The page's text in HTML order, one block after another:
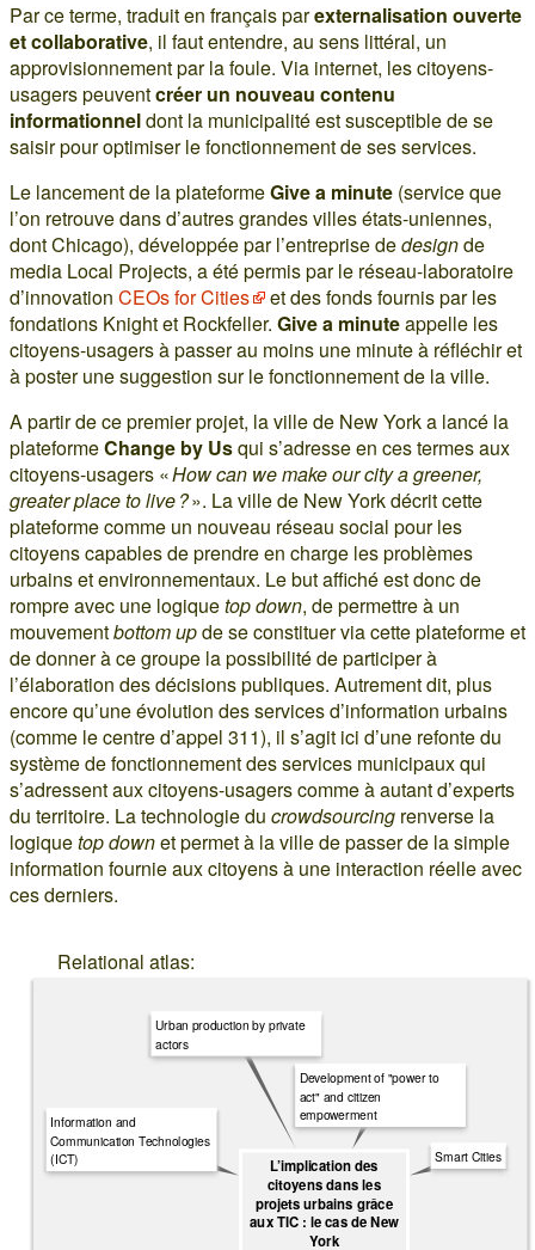
Par ce terme, traduit en français parexternalisation ouverte
et collaborative, il faut entendre, au sens littéral, un
approvisionnement par la foule. Via internet, les citoyens-
usagers peuventcréer un nouveau contenu
informationneldont la municipalité est susceptible de se
saisir pour optimiser le fonctionnement de ses services.
Le lancement de la plateformeGive a minute (service que
l’on retrouve dans d’autres grandes villes états-uniennes,
dont Chicago), développée par l’entreprise dedesignde
media Local Projects, a été permis par le réseau-laboratoire
d’innovation CEOs for Cities
et des fonds fournis par les
fondations Knight et Rockfeller. Give a minuteappelle les
citoyens-usagers à passer au moins une minute à réfléchir et
à poster une suggestion sur le fonctionnement de la ville.
A partir de ce premier projet, la ville de New York a lancé la
plateformeChange by Usqui s’adresse en ces termes aux
citoyens-usagers «How can we make our city a greener,
greater place to live ?». La ville de New York décrit cette
plateforme comme un nouveau réseau social pour les
citoyens capables de prendre en charge les problèmes
urbains et environnementaux. Le but affiché est donc de
rompre avec une logiquetop down, de permettre à un
mouvementbottom upde se constituer via cette plateforme et
de donner à ce groupe la possibilité de participer à
l’élaboration des décisions publiques. Autrement dit, plus
encore qu’une évolution des services d’information urbains
(comme le centre d’appel 311), il s’agit ici d’une refonte du
système de fonctionnement des services municipaux qui
s’adressent aux citoyens-usagers comme à autant d’experts
du territoire. La technologie du crowdsourcing renverse la
logiquetop downet permet à la ville de passer de la simple
information fournie aux citoyens à une interaction réelle avec
ces derniers.
Relational atlas:
L’implication des
citoyens dans les
projets urbains grâce
aux TIC : le cas de New
York
Smart Cities
Development of "power to
act" and citizen
empowerment
Urban production by private
actors
Information and
Communication Technologies
(ICT)